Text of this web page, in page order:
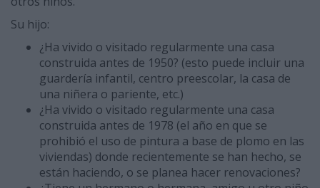
Su hijo:
¿Ha vivido o visitado regularmente una casa
construida antes de 1950? (esto puede incluir una
guardería infantil, centro preescolar, la casa de
una niñera o pariente, etc.)
¿Ha vivido o visitado regularmente una casa
construida antes de 1978 (el año en que se
prohibió el uso de pintura a base de plomo en las
viviendas) donde recientemente se han hecho, se
están haciendo, o se planea hacer renovaciones?